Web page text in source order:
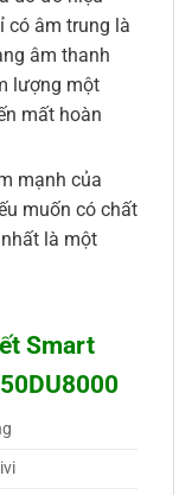
có âm trung là
âm thanh
lượng một
mất hoàn
mạnh của
muốn có chất
là một
Smart